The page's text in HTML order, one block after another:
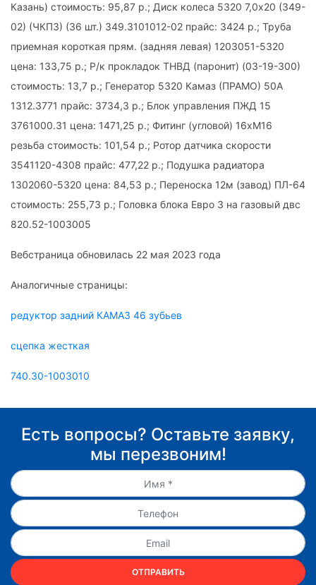
Казань) стоимость: 95,87 р.; Диск колеса 5320 7,0х20 (349-
02) (ЧКПЗ) (36 шт.) 349.3101012-02 прайс: 3424 р.; Труба
приемная короткая прям. (задняя левая) 1203051-5320
цена: 133,75 р.; Р/к прокладок ТНВД (паронит) (03-19-300)
стоимость: 13,7 р.; Генератор 5320 Камаз (ПРАМО) 50А
1312.3771 прайс: 3734,3 р.; Блок управления ПЖД 15
3761000.31 цена: 1471,25 р.; Фитинг (угловой) 16хМ16
резьба стоимость: 101,54 р.; Ротор датчика скорости
3541120-4308 прайс: 477,22 р.; Подушка радиатора
1302060-5320 цена: 84,53 р.; Переноска 12м (завод) ПЛ-64
стоимость: 255,73 р.; Головка блока Евро 3 на газовый двс
820.52-1003005
Вебстраница обновилась 22 мая 2023 года
Аналогичные страницы:
редуктор задний КАМАЗ 46 зубьев
сцепка жесткая
740.30-1003010
Есть вопросы? Оставьте заявку,
мы перезвоним!
ОТПРАВИТЬ